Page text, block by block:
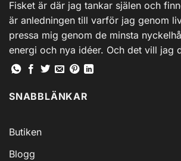
Fisket är där jag tankar själen och
är anledningen till varför jag genom
pressa mig genom de minsta
energi och nya idéer. Och det vill jag
SNABBLÄNKAR
Butiken
Blogg